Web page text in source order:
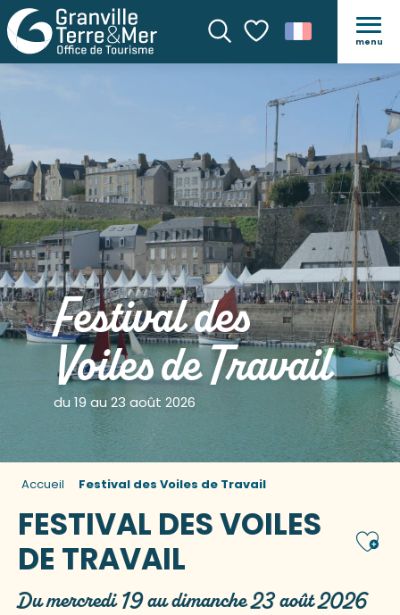
Recherche
Voir les favoris
menu
Festival des
Voiles de Travail
du 19 au 23 août 2026
Accueil Festival des Voiles de Travail
FESTIVAL DES VOILES
DE TRAVAIL
Du mercredi 19 au dimanche 23 août 2026